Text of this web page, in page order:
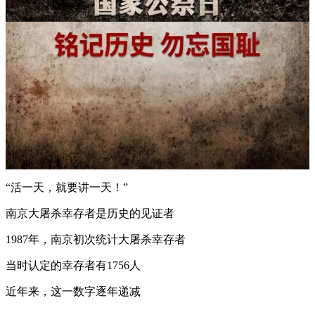
“活一天，就要讲一天！”
南京大屠杀幸存者是历史的见证者
1987年，南京初次统计大屠杀幸存者
当时认定的幸存者有1756人
近年来，这一数字逐年递减